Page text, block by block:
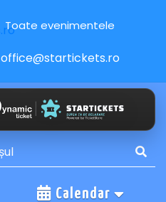
Toate evenimentele
office@startickets.ro
Calendar